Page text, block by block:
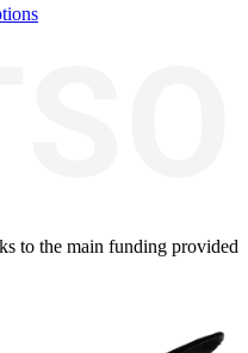
to the main funding provided